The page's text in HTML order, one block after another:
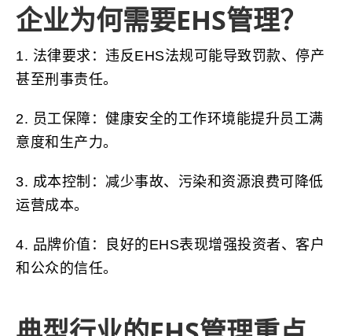
企业为何需要EHS管理？
1. 法律要求：违反EHS法规可能导致罚款、停产
甚至刑事责任。
2. 员工保障：健康安全的工作环境能提升员工满
意度和生产力。
3. 成本控制：减少事故、污染和资源浪费可降低
运营成本。
4. 品牌价值：良好的EHS表现增强投资者、客户
和公众的信任。